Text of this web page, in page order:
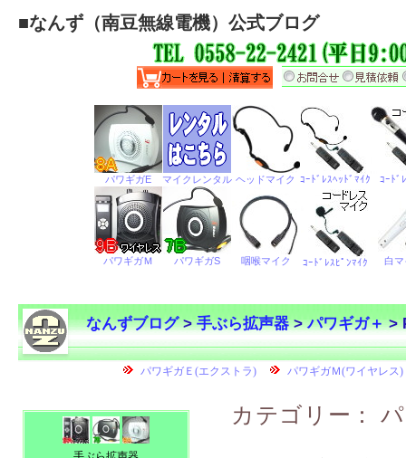
■なんず（南豆無線電機）公式ブログ
なんずブログ>手ぶら拡声器>パワギガ＋>
カテゴリー：